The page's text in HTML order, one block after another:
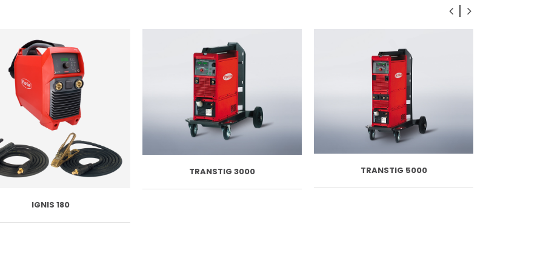
IGNIS 180
TRANSTIG 3000 TRANSTIG 5000